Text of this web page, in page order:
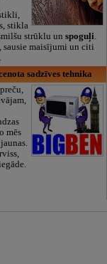
stikla
strūklu unspoguļi.
sausie maisījumi un citi
sadzīves tehnika
mēs